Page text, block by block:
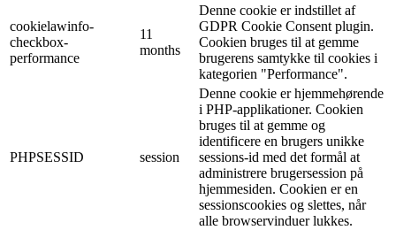
cookielawinfo-
checkbox-
performance
11
months
Denne cookie er indstillet af
GDPR Cookie Consent plugin.
Cookien bruges til at gemme
brugerens samtykke til cookies i
kategorien "Performance".
PHPSESSID session
Denne cookie er hjemmehørende
i PHP-applikationer. Cookien
bruges til at gemme og
identificere en brugers unikke
sessions-id med det formål at
administrere brugersession på
hjemmesiden. Cookien er en
sessionscookies og slettes, når
alle browservinduer lukkes.